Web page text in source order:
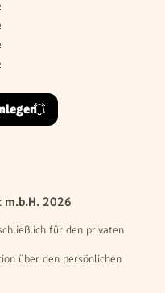
m.b.H. 2026
für den privaten
über den persönlichen